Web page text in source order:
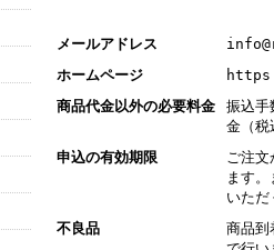
メールアドレス
ホームページ
商品代金以外の必要料金
振込手
金（税
申込の有効期限
ご注文
ます
いただ
不良品
商品到